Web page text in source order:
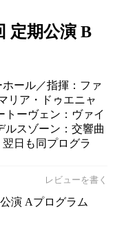
定期公演 B
ホール／指揮：ファ
リア・ドゥエニャ
トーヴェン：ヴァイ
ルスゾーン：交響曲
日も同プログラ
レビューを書く